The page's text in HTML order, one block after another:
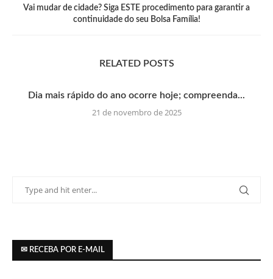
Vai mudar de cidade? Siga ESTE procedimento para garantir a
continuidade do seu Bolsa Família!
RELATED POSTS
Dia mais rápido do ano ocorre hoje; compreenda...
21 de novembro de 2025
✉ RECEBA POR E-MAIL